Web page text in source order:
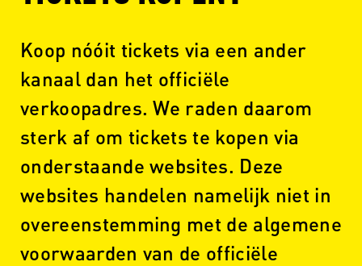
Koop nóóit tickets via een ander
kanaal dan het officiële
verkoopadres. We raden daarom
sterk af om tickets te kopen via
onderstaande websites. Deze
websites handelen namelijk niet in
overeenstemming met de algemene
voorwaarden van de officiële